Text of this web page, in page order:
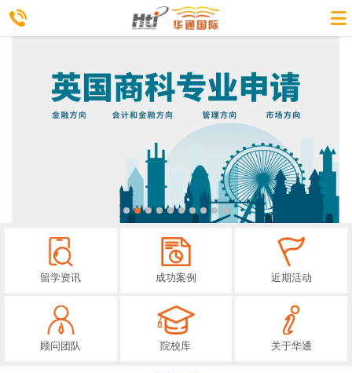
留学资讯 成功案例 近期活动
顾问团队 院校库 关于华通